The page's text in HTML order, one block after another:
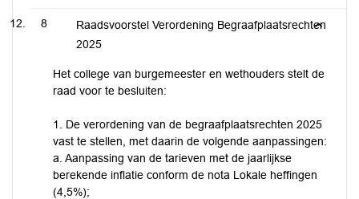
8
Raadsvoorstel Verordening Begraafplaatsrechten
2025
Het college van burgemeester en wethouders stelt de
raad voor te besluiten:
1. De verordening van de begraafplaatsrechten 2025
vast te stellen, met daarin de volgende aanpassingen:
a. Aanpassing van de tarieven met de jaarlijkse
berekende inflatie conform de nota Lokale heffingen
(4,5%);